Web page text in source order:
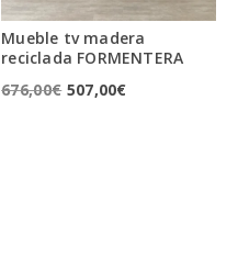
Mueble tv madera
reciclada FORMENTERA
676,00€ El
507,00€El